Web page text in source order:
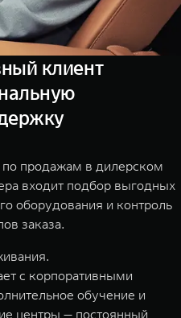
клиент
продажам в дилерском
входит подбор выгодных
оборудования и контроль
заказа.
с корпоративными
обучение и
центры — постоянный